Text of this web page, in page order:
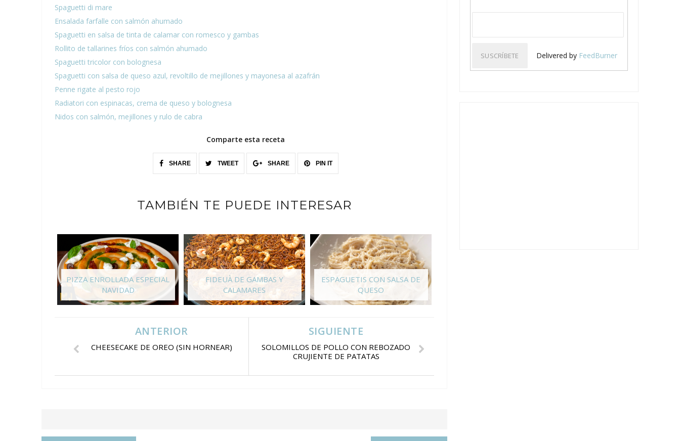
Spaguetti di mare
Ensalada farfalle con salmón ahumado
Spaguetti en salsa de tinta de calamar con romesco y gambas
Rollito de tallarines fríos con salmón ahumado
Spaguetti tricolor con bolognesa
Spaguetti con salsa de queso azul, revoltillo de mejillones y mayonesa al azafrán
Penne rigate al pesto rojo
Radiatori con espinacas, crema de queso y bolognesa
Nidos con salmón, mejillones y rulo de cabra
Comparte esta receta
SHARE TWEET SHARE PIN IT
TAMBIÉN TE PUEDE INTERESAR
PIZZA ENROLLADA ESPECIAL
NAVIDAD
FIDEUÀ DE GAMBAS Y
CALAMARES
ESPAGUETIS CON SALSA DE
QUESO
SIGUIENTE
SOLOMILLOS DE POLLO CON REBOZADO
CRUJIENTE DE PATATAS
ANTERIOR
CHEESECAKE DE OREO (SIN HORNEAR)
Delivered by FeedBurner